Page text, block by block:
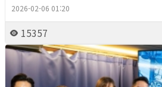
2026-02-06 01:20
15357